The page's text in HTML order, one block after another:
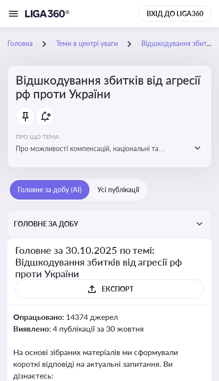
ВХІД ДО LIGA360
Головна Теми в центрі уваги Відшкодування збитків від агресії рф проти України
Відшкодування збитків від агресії
рф проти України
ПРО ЩО ТЕМА:
Про можливості компенсацій, національні та
Головне за добу (AI) Усі публікації
ГОЛОВНЕ ЗА ДОБУ
Головне за 30.10.2025 по темі:
Відшкодування збитків від агресії рф
проти України
ЕКСПОРТ
Опрацьовано: 14374 джерел
Виявлено: 4 публікації за 30 жовтня
На основі зібраних матеріалів ми сформували
короткі відповіді на актуальні запитання. Ви
дізнаєтесь: